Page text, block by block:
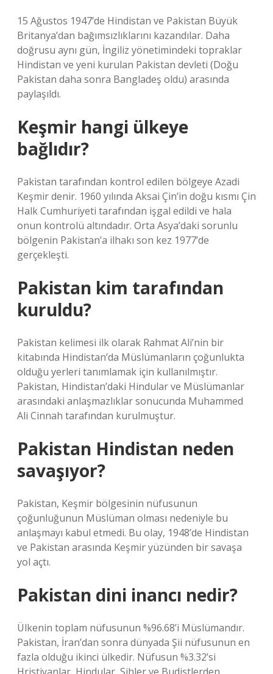
15 Ağustos 1947’de Hindistan ve Pakistan Büyük
Britanya’dan bağımsızlıklarını kazandılar. Daha
doğrusu aynı gün, İngiliz yönetimindeki topraklar
Hindistan ve yeni kurulan Pakistan devleti (Doğu
Pakistan daha sonra Bangladeş oldu) arasında
paylaşıldı.
Keşmir hangi ülkeye
bağlıdır?
Pakistan tarafından kontrol edilen bölgeye Azadi
Keşmir denir. 1960 yılında Aksai Çin’in doğu kısmı Çin
Halk Cumhuriyeti tarafından işgal edildi ve hala
onun kontrolü altındadır. Orta Asya’daki sorunlu
bölgenin Pakistan’a ilhakı son kez 1977’de
gerçekleşti.
Pakistan kim tarafından
kuruldu?
Pakistan kelimesi ilk olarak Rahmat Ali’nin bir
kitabında Hindistan’da Müslümanların çoğunlukta
olduğu yerleri tanımlamak için kullanılmıştır.
Pakistan, Hindistan’daki Hindular ve Müslümanlar
arasındaki anlaşmazlıklar sonucunda Muhammed
Ali Cinnah tarafından kurulmuştur.
Pakistan Hindistan neden
savaşıyor?
Pakistan, Keşmir bölgesinin nüfusunun
çoğunluğunun Müslüman olması nedeniyle bu
anlaşmayı kabul etmedi. Bu olay, 1948’de Hindistan
ve Pakistan arasında Keşmir yüzünden bir savaşa
yol açtı.
Pakistan dini inancı nedir?
Ülkenin toplam nüfusunun %96.68’i Müslümandır.
Pakistan, İran’dan sonra dünyada Şii nüfusunun en
fazla olduğu ikinci ülkedir. Nüfusun %3.32’si